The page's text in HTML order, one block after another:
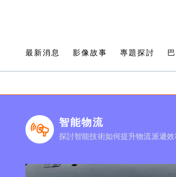
最新消息 影像故事 專題探討
智能物流
探討智能技術如何提升物流派遞